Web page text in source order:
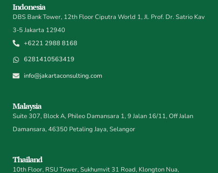
Indonesia
DBS Bank Tower, 12th Floor Ciputra World 1, Jl. Prof. Dr. Satrio Kav
3-5 Jakarta 12940
+6221 2988 8168
6281410563419
info@jakartaconsulting.com
Malaysia
Suite 307, Block A, Phileo Damansara 1, 9 Jalan 16/11, Off Jalan
Damansara, 46350 Petaling Jaya, Selangor
Thailand
10th Floor, RSU Tower, Sukhumvit 31 Road, Klongton Nua,